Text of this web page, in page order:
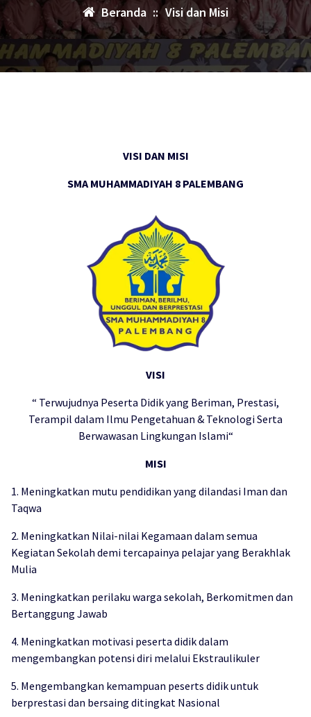
Beranda :: Visi dan Misi
VISI DAN MISI
SMA MUHAMMADIYAH 8 PALEMBANG
VISI
“ Terwujudnya Peserta Didik yang Beriman, Prestasi,
Terampil dalam Ilmu Pengetahuan & Teknologi Serta
Berwawasan Lingkungan Islami“
MISI
1. Meningkatkan mutu pendidikan yang dilandasi Iman dan
Taqwa
2. Meningkatkan Nilai-nilai Kegamaan dalam semua
Kegiatan Sekolah demi tercapainya pelajar yang Berakhlak
Mulia
3. Meningkatkan perilaku warga sekolah, Berkomitmen dan
Bertanggung Jawab
4. Meningkatkan motivasi peserta didik dalam
mengembangkan potensi diri melalui Ekstraulikuler
5. Mengembangkan kemampuan peserts didik untuk
berprestasi dan bersaing ditingkat Nasional